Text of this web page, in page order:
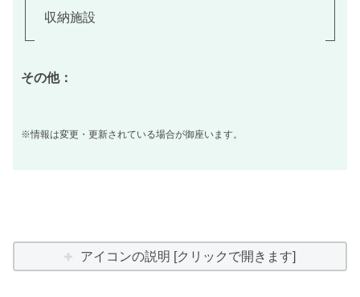
収納施設
その他：
※情報は変更・更新されている場合が御座います。
アイコンの説明 [クリックで開きます]